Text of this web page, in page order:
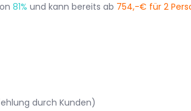
81% und kann bereits ab 754,-€ für 2
durch Kunden)